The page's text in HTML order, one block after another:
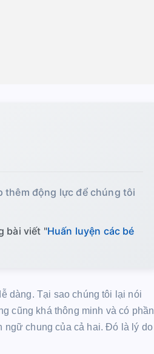
thêm động lực để chúng tôi
bài viết "Huấn luyện các bé
dàng. Tại sao chúng tôi lại nói
cũng khá thông minh và có phần
ngữ chung của cả hai. Đó là lý do